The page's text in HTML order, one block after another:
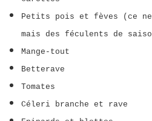
Petits pois et fèves (ce ne
mais des féculents de
Mange-tout
Betterave
Tomates
Céleri branche et rave